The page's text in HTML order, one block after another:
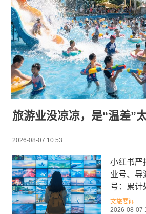
旅游业没凉凉，是“温差”
2026-08-07 10:53
小红书严
业号、导
号：累计
文旅要闻
2026-08-07